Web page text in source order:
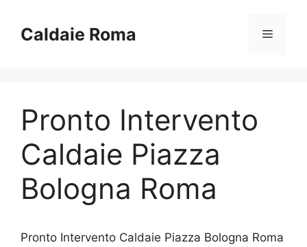
contenuto
Caldaie Roma Menu
Pronto Intervento
Caldaie Piazza
Bologna Roma
Pronto Intervento Caldaie Piazza Bologna Roma